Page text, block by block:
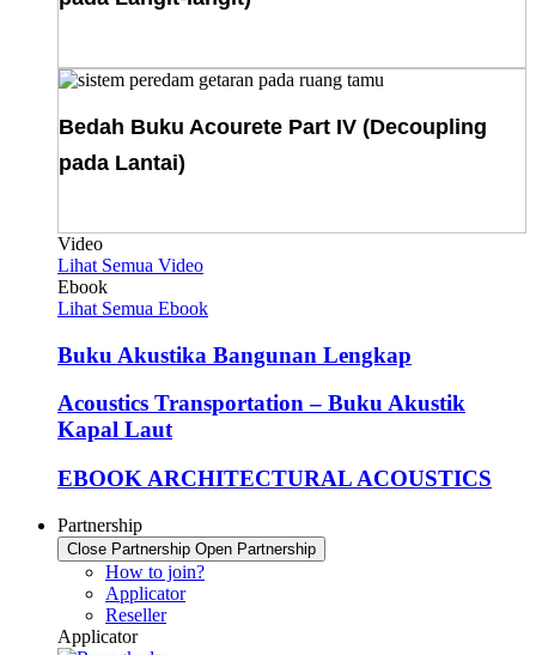
Bedah Buku Acourete Part IV (Decoupling
pada Lantai)
Video
Lihat Semua Video
Ebook
Lihat Semua Ebook
Buku Akustika Bangunan Lengkap
Acoustics Transportation – Buku Akustik
Kapal Laut
EBOOK ARCHITECTURAL ACOUSTICS
Partnership
Close Partnership Open Partnership
How to join?
Applicator
Reseller
Applicator